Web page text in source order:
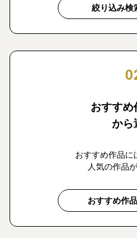
絞り込み検
おすすめ
から
おすすめ作品に
人気の作品
おすすめ作